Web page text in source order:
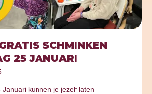
SCHMINKEN
25 JANUARI
Januari kunnen je jezelf laten